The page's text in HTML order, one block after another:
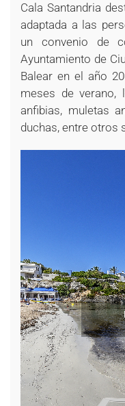
Cala Santandria
adaptada a las
un convenio de
Ayuntamiento de
Balear en el año
meses de verano,
anfibias, muletas
duchas, entre otros